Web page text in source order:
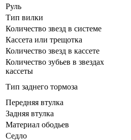
Руль
Тип вилки
Количество звезд в системе
Кассета или трещотка
Количество звезд в кассете
Количество зубьев в звездах
кассеты
Тип заднего тормоза
Передняя втулка
Задняя втулка
Материал ободьев
Седло